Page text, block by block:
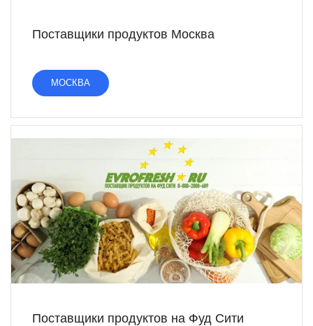
Поставщики продуктов Москва
МОСКВА
Поставщики продуктов на Фуд Сити